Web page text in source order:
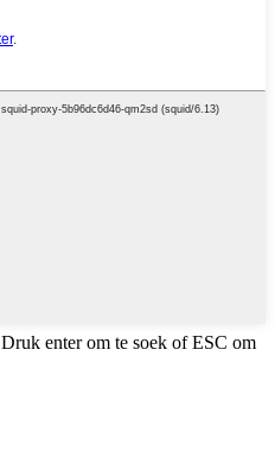
Druk enter om te soek of ESC om